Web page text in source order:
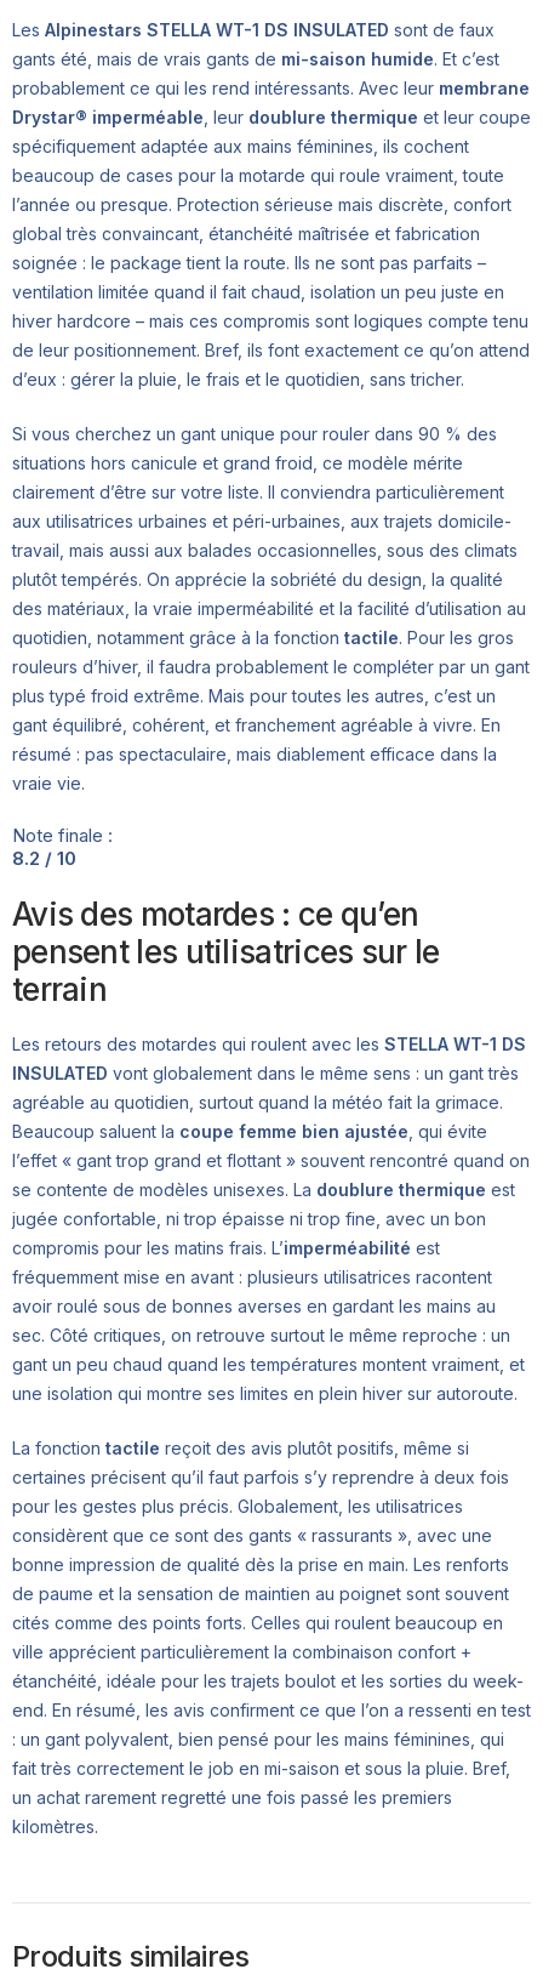
Les Alpinestars STELLA WT-1 DS INSULATED sont de faux
gants été, mais de vrais gants de mi-saison humide. Et c’est
probablement ce qui les rend intéressants. Avec leur membrane
Drystar® imperméable, leur doublure thermique et leur coupe
spécifiquement adaptée aux mains féminines, ils cochent
beaucoup de cases pour la motarde qui roule vraiment, toute
l’année ou presque. Protection sérieuse mais discrète, confort
global très convaincant, étanchéité maîtrisée et fabrication
soignée : le package tient la route. Ils ne sont pas parfaits –
ventilation limitée quand il fait chaud, isolation un peu juste en
hiver hardcore – mais ces compromis sont logiques compte tenu
de leur positionnement. Bref, ils font exactement ce qu’on attend
d’eux : gérer la pluie, le frais et le quotidien, sans tricher.
Si vous cherchez un gant unique pour rouler dans 90 % des
situations hors canicule et grand froid, ce modèle mérite
clairement d’être sur votre liste. Il conviendra particulièrement
aux utilisatrices urbaines et péri-urbaines, aux trajets domicile-
travail, mais aussi aux balades occasionnelles, sous des climats
plutôt tempérés. On apprécie la sobriété du design, la qualité
des matériaux, la vraie imperméabilité et la facilité d’utilisation au
quotidien, notamment grâce à la fonction tactile. Pour les gros
rouleurs d’hiver, il faudra probablement le compléter par un gant
plus typé froid extrême. Mais pour toutes les autres, c’est un
gant équilibré, cohérent, et franchement agréable à vivre. En
résumé : pas spectaculaire, mais diablement efficace dans la
vraie vie.
Note finale :
8.2 / 10
Avis des motardes : ce qu’en
pensent les utilisatrices sur le
terrain
Les retours des motardes qui roulent avec les STELLA WT-1 DS
INSULATED vont globalement dans le même sens : un gant très
agréable au quotidien, surtout quand la météo fait la grimace.
Beaucoup saluent la coupe femme bien ajustée , qui évite
l’effet « gant trop grand et flottant » souvent rencontré quand on
se contente de modèles unisexes. La doublure thermique est
jugée confortable, ni trop épaisse ni trop fine, avec un bon
compromis pour les matins frais. L’imperméabilité est
fréquemment mise en avant : plusieurs utilisatrices racontent
avoir roulé sous de bonnes averses en gardant les mains au
sec. Côté critiques, on retrouve surtout le même reproche : un
gant un peu chaud quand les températures montent vraiment, et
une isolation qui montre ses limites en plein hiver sur autoroute.
La fonction tactile reçoit des avis plutôt positifs, même si
certaines précisent qu’il faut parfois s’y reprendre à deux fois
pour les gestes plus précis. Globalement, les utilisatrices
considèrent que ce sont des gants « rassurants », avec une
bonne impression de qualité dès la prise en main. Les renforts
de paume et la sensation de maintien au poignet sont souvent
cités comme des points forts. Celles qui roulent beaucoup en
ville apprécient particulièrement la combinaison confort +
étanchéité, idéale pour les trajets boulot et les sorties du week-
end. En résumé, les avis confirment ce que l’on a ressenti en test
: un gant polyvalent, bien pensé pour les mains féminines, qui
fait très correctement le job en mi-saison et sous la pluie. Bref,
un achat rarement regretté une fois passé les premiers
kilomètres.
Produits similaires